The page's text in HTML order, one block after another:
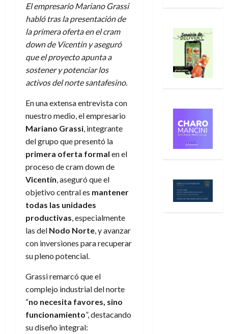
El empresario Mariano Grassi
habló tras la presentación de
la primera oferta en el cram
down de Vicentín y aseguró
que el proyecto apunta a
sostener y potenciar los
activos del norte santafesino.
En una extensa entrevista con
nuestro medio, el empresario
Mariano Grassi , integrante
del grupo que presentó la
primera oferta formal en el
proceso de cram down de
Vicentín , aseguró que el
objetivo central es mantener
todas las unidades
productivas , especialmente
las del Nodo Norte , y avanzar
con inversiones para recuperar
su pleno potencial.
Grassi remarcó que el
complejo industrial del norte
“no necesita favores, sino
funcionamiento”, destacando
su diseño integral: